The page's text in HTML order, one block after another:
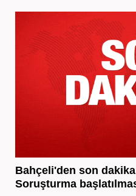
Bahçeli'den son
Soruşturma